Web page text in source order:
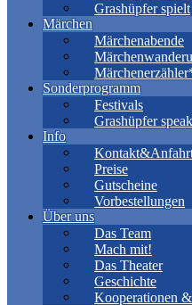
Grashüpfer spielt
Märchen
Märchenabende
Sonderprogramm
Festivals
Grashüpfer
Info
Preise
Gutscheine
Vorbestellungen
Über uns
Das Team
Mach mit!
Das Theater
Geschichte
Kooperationen